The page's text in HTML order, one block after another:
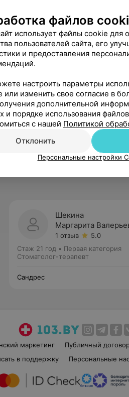
Рекомендую
Шекина
Маргарита
1 отзыв
5.0
Стаж 21 год • Первая категория
Стоматолог-терапевт
Сандрес
маркетинг Публичный
в поддержку Персональные
файлов
использует файлы cookie для
пользователей сайта, его
и предоставления
настроить параметры
или изменить свое согласие в
дополнительной
и порядке использования
с нашей Политикой
Отклонить
Персональные настройки